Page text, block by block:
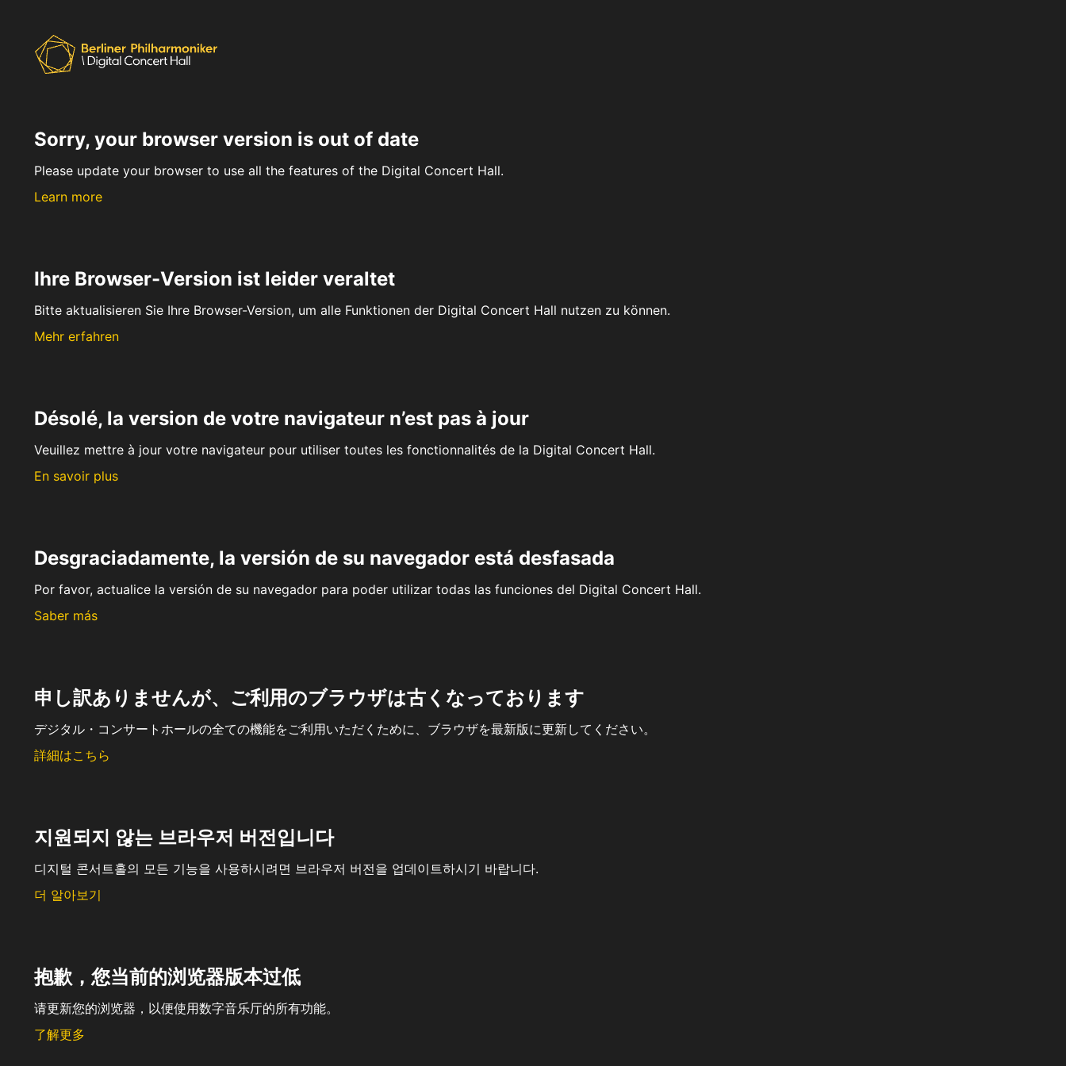
Sorry, your browser version is out of date
Please update your browser to use all the features of the Digital Concert Hall.
Learn more
Ihre Browser-Version ist leider veraltet
Bitte aktualisieren Sie Ihre Browser-Version, um alle Funktionen der Digital Concert Hall nutzen zu können.
Mehr erfahren
Désolé, la version de votre navigateur n’est pas à jour
Veuillez mettre à jour votre navigateur pour utiliser toutes les fonctionnalités de la Digital Concert Hall.
En savoir plus
Desgraciadamente, la versión de su navegador está desfasada
Por favor, actualice la versión de su navegador para poder utilizar todas las funciones del Digital Concert Hall.
Saber más
申し訳ありませんが、ご利用のブラウザは古くなっております
デジタル・コンサートホールの全ての機能をご利用いただくために、ブラウザを最新版に更新してください。
詳細はこちら
지원되지 않는 브라우저 버전입니다
디지털 콘서트홀의 모든 기능을 사용하시려면 브라우저 버전을 업데이트하시기 바랍니다.
더 알아보기
抱歉，您当前的浏览器版本过低
请更新您的浏览器，以便使用数字音乐厅的所有功能。
了解更多